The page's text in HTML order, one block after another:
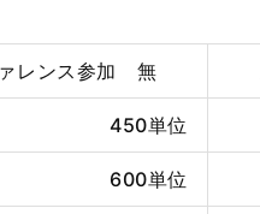
レンス参加 無
450単位
600単位